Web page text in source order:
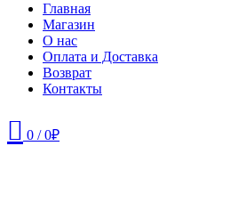
Главная
Магазин
О нас
Оплата и Доставка
Возврат
Контакты
0 / 0₽